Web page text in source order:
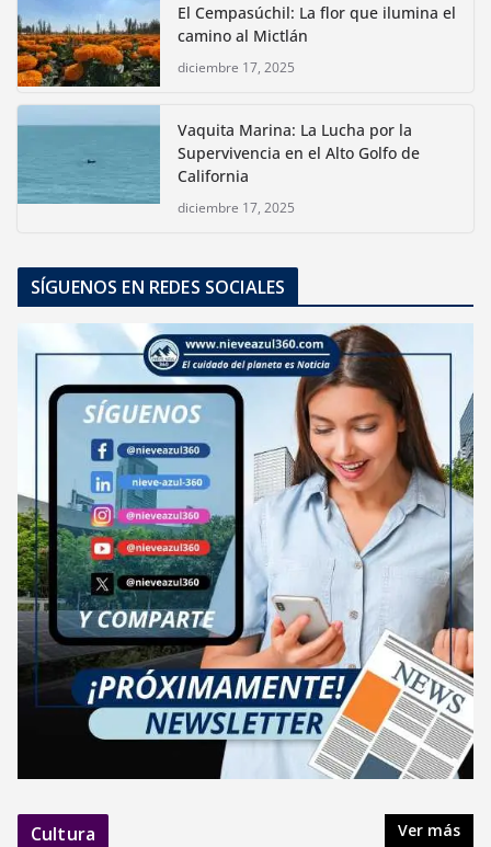
El Cempasúchil: La flor que ilumina el
camino al Mictlán
diciembre 17, 2025
Vaquita Marina: La Lucha por la
Supervivencia en el Alto Golfo de
California
diciembre 17, 2025
SÍGUENOS EN REDES SOCIALES
Cultura Ver más